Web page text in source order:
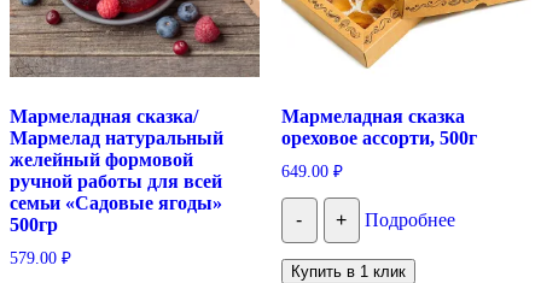
Мармеладная сказка/
Мармелад натуральный
желейный формовой
ручной работы для всей
семьи «Садовые ягоды»
500гр
579.00 ₽
Мармеладная сказка
ореховое ассорти, 500г
649.00 ₽
- + Подробнее
Купить в 1 клик